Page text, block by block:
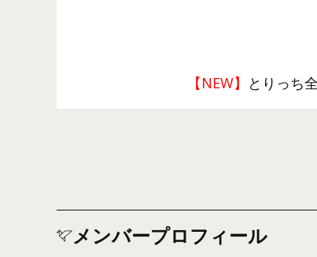
【NEW】 とりっち
メンバープロフィール